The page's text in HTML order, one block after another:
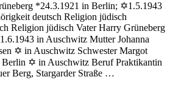
*24.3.1921 in Berlin; ✡1.5.1943
deutsch Religion jüdisch
Religion jüdisch Vater Harry Grüneberg
in Auschwitz Mutter Johanna
✡ in Auschwitz Schwester Margot
✡ in Auschwitz Beruf Praktikantin
Berg, Stargarder Straße …